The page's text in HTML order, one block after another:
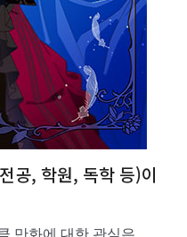
공, 학원, 독학 등)이
만화에 대한 관심은